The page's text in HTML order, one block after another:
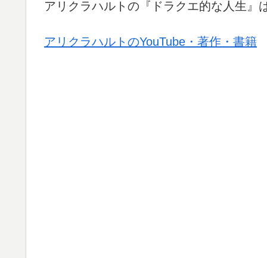
アリクラハルトの『ドラクエ的な人生』
アリクラハルトのYouTube・著作・書籍